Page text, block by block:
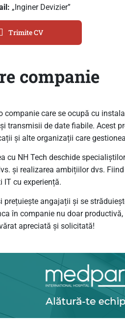
„Inginer Devizier”
Trimite CV
companie
companie care se ocupă cu
transmisii de date fiabile. Acest
și alte organizații care
cu NH Tech deschide
și realizarea ambițiilor dvs.
IT cu experiență.
prețuiește angajații și se
în companie nu doar
apreciată și solicitată!